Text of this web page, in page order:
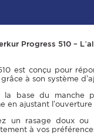
Progress 510 –
est conçu pour
à son système
la base du manche
en ajustant
un rasage doux ou
à vos